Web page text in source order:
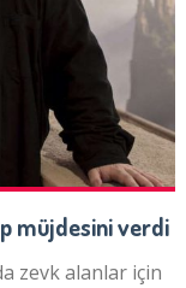
müjdesini verdi
zevk alanlar için